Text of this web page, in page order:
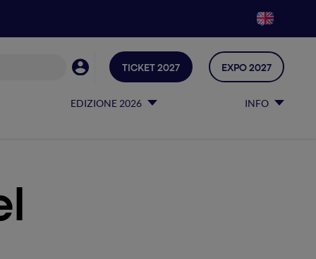
EDIZIONE 2026 INFO
TICKET 2027 EXPO 2027